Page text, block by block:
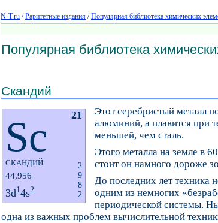
N-T.ru /Раритетные издания /Популярная библиотека химических
Популярная библиотека
Скандий
21
Sc
2
9
8
2
СКАНДИЙ
44,956
3d14s2
Этот серебристый металл
алюминий, а плавится при
меньшей, чем сталь.
Этого металла на земле в
стоит он намного дороже
До последних лет техника
одним из немногих
периодической системы.
одна из важных проблем вычислительной